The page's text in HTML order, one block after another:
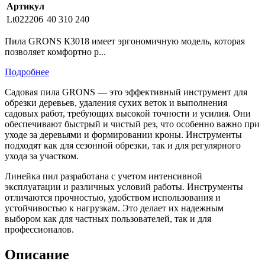
Артикул
Lt022206 40 310 240
Пила GRONS К3018 имеет эргономичную модель, которая
позволяет комфортно р...
Подробнее
Садовая пила GRONS — это эффективный инструмент для
обрезки деревьев, удаления сухих веток и выполнения
садовых работ, требующих высокой точности и усилия. Они
обеспечивают быстрый и чистый рез, что особенно важно при
уходе за деревьями и формировании кроны. Инструменты
подходят как для сезонной обрезки, так и для регулярного
ухода за участком.
Линейка пил разработана с учетом интенсивной
эксплуатации и различных условий работы. Инструменты
отличаются прочностью, удобством использования и
устойчивостью к нагрузкам. Это делает их надежным
выбором как для частных пользователей, так и для
профессионалов.
Описание